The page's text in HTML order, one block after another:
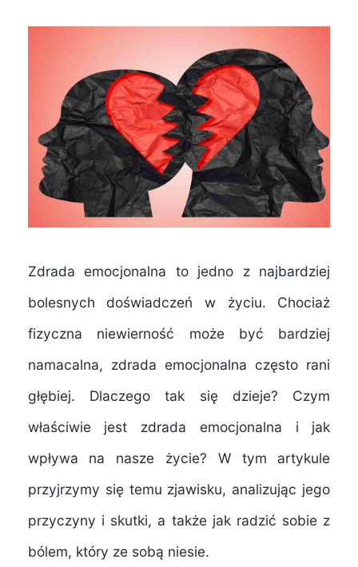
Zdrada emocjonalna to jedno z najbardziej
bolesnych doświadczeń w życiu. Chociaż
fizyczna niewierność może być bardziej
namacalna, zdrada emocjonalna często rani
głębiej. Dlaczego tak się dzieje? Czym
właściwie jest zdrada emocjonalna i jak
wpływa na nasze życie? W tym artykule
przyjrzymy się temu zjawisku, analizując jego
przyczyny i skutki, a także jak radzić sobie z
bólem, który ze sobą niesie.